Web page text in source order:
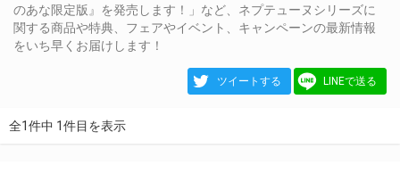
のあな限定版』を発売します！」など、ネプテューヌシリーズに
関する商品や特典、フェアやイベント、キャンペーンの最新情報
をいち早くお届けします！
ツイートする LINEで送る
全1件中 1件目を表示